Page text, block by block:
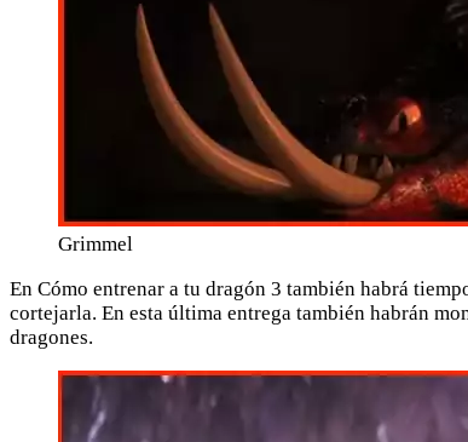
Grimmel
En Cómo entrenar a tu dragón 3 también habrá
cortejarla. En esta última entrega también habrán
dragones.